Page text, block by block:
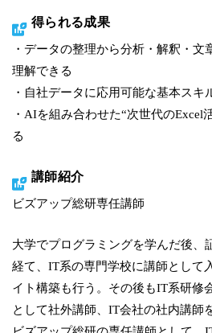
得られる成果
・データの整理から分析・解釈・文
理解できる
・自社データに応用可能な基本スキ
・AIを組み合わせた“次世代のExcel
る
講師紹介
ビズアップ総研専任講師
大学でプログラミングを学んだ後、
経て、IT系の専門学校に講師として
イト構築も行う。その後もIT系研修
として社外講師、IT会社の社内講師